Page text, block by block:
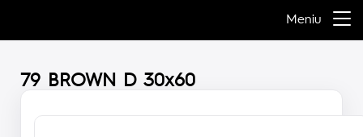
Meniu
79 BROWN D 30x60